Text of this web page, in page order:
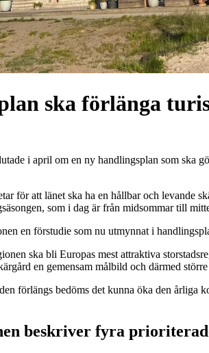
ska förlänga
i april om en ny handlingsplan som ska
för att länet ska ha en hållbar och levande
som i dag är från midsommar till
en förstudie som nu utmynnat i
ska bli Europas mest attraktiva
en gemensam målbild och därmed
förlängs bedöms det kunna öka den
beskriver fyra